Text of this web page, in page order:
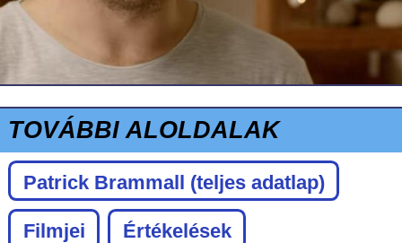
TOVÁBBI ALOLDALAK
Patrick Brammall (teljes adatlap)
Filmjei Értékelések